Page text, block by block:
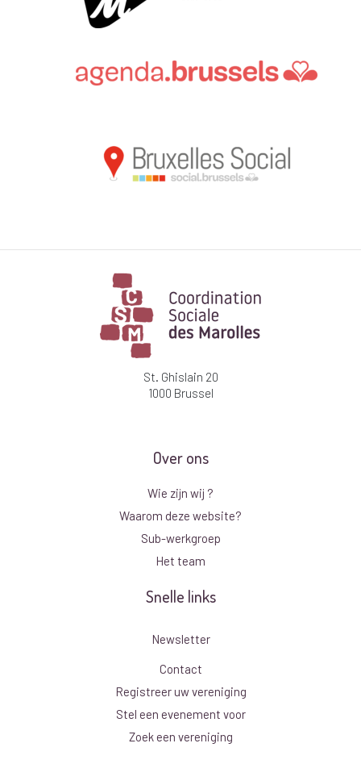
St. Ghislain 20
1000 Brussel
Over ons
Wie zijn wij ?
Waarom deze website?
Sub-werkgroep
Het team
Snelle links
Newsletter
Contact
Registreer uw vereniging
Stel een evenement voor
Zoek een vereniging